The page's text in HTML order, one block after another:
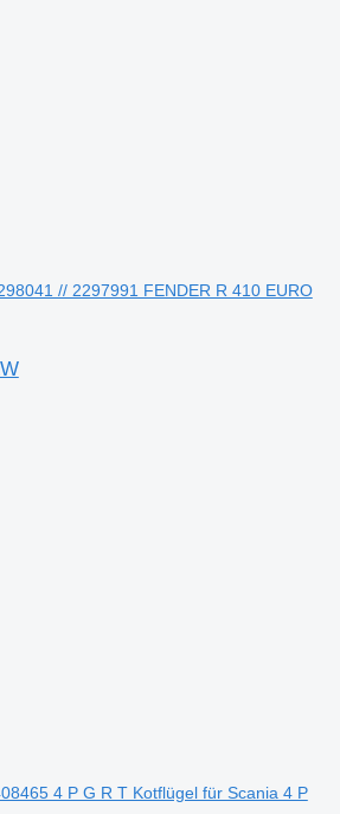
// 2297991 FENDER R 410 EURO
4 P G R T Kotflügel für Scania 4 P